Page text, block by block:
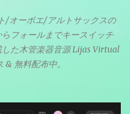
/オーボエ/アルトサックスの
フォールまでキースイッチ
た木管楽器音源 Lijas Virtual
無料配布中。